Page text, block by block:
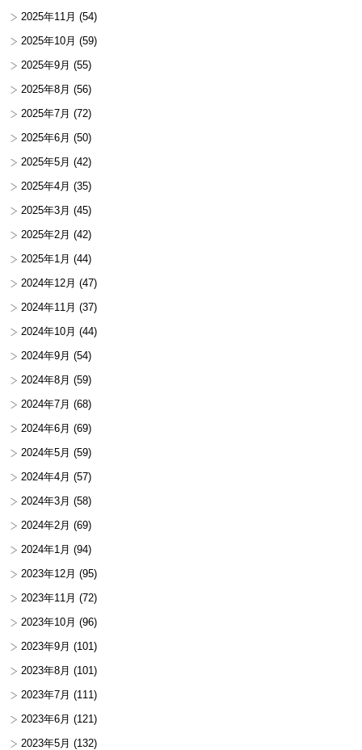
2025年11月 (54)
2025年10月 (59)
2025年9月 (55)
2025年8月 (56)
2025年7月 (72)
2025年6月 (50)
2025年5月 (42)
2025年4月 (35)
2025年3月 (45)
2025年2月 (42)
2025年1月 (44)
2024年12月 (47)
2024年11月 (37)
2024年10月 (44)
2024年9月 (54)
2024年8月 (59)
2024年7月 (68)
2024年6月 (69)
2024年5月 (59)
2024年4月 (57)
2024年3月 (58)
2024年2月 (69)
2024年1月 (94)
2023年12月 (95)
2023年11月 (72)
2023年10月 (96)
2023年9月 (101)
2023年8月 (101)
2023年7月 (111)
2023年6月 (121)
2023年5月 (132)